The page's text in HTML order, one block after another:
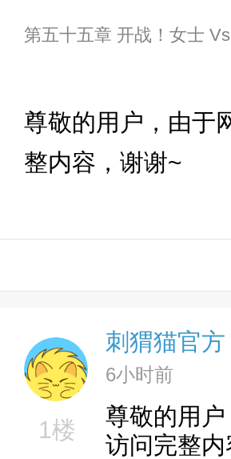
第五十五章 开战！女士 Vs
尊敬的用户，由于
整内容，谢谢~
1楼
刺猬猫官方
6小时前
尊敬的用
访问完整